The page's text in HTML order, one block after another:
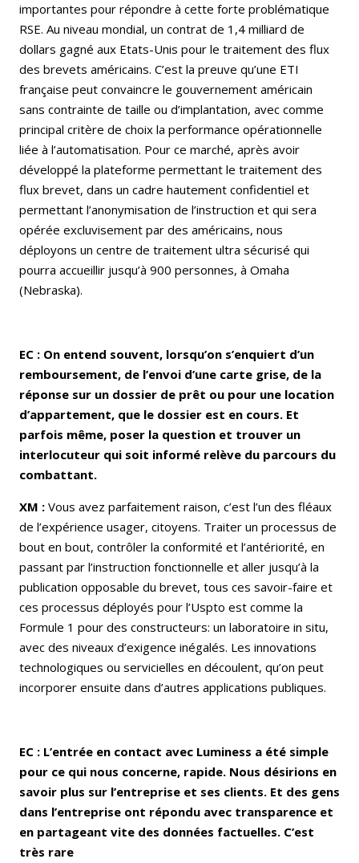
importantes pour répondre à cette forte problématique
RSE. Au niveau mondial, un contrat de 1,4 milliard de
dollars gagné aux Etats-Unis pour le traitement des flux
des brevets américains. C’est la preuve qu’une ETI
française peut convaincre le gouvernement américain
sans contrainte de taille ou d’implantation, avec comme
principal critère de choix la performance opérationnelle
liée à l’automatisation. Pour ce marché, après avoir
développé la plateforme permettant le traitement des
flux brevet, dans un cadre hautement confidentiel et
permettant l’anonymisation de l’instruction et qui sera
opérée excluvisement par des américains, nous
déployons un centre de traitement ultra sécurisé qui
pourra accueillir jusqu’à 900 personnes, à Omaha
(Nebraska).
EC : On entend souvent, lorsqu’on s’enquiert d’un
remboursement, de l’envoi d’une carte grise, de la
réponse sur un dossier de prêt ou pour une location
d’appartement, que le dossier est en cours. Et
parfois même, poser la question et trouver un
interlocuteur qui soit informé relève du parcours du
combattant.
XM : Vous avez parfaitement raison, c’est l’un des fléaux
de l’expérience usager, citoyens. Traiter un processus de
bout en bout, contrôler la conformité et l’antériorité, en
passant par l’instruction fonctionnelle et aller jusqu’à la
publication opposable du brevet, tous ces savoir-faire et
ces processus déployés pour l’Uspto est comme la
Formule 1 pour des constructeurs: un laboratoire in situ,
avec des niveaux d’exigence inégalés. Les innovations
technologiques ou servicielles en découlent, qu’on peut
incorporer ensuite dans d’autres applications publiques.
EC : L’entrée en contact avec Luminess a été simple
pour ce qui nous concerne, rapide. Nous désirions en
savoir plus sur l’entreprise et ses clients. Et des gens
dans l’entreprise ont répondu avec transparence et
en partageant vite des données factuelles. C’est
très rare